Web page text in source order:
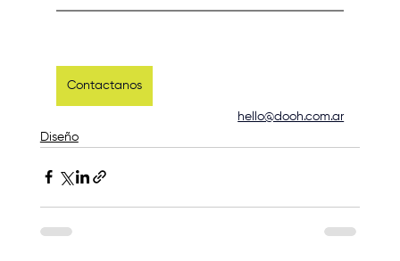
Contactanos
hello@dooh.com.ar
Diseño